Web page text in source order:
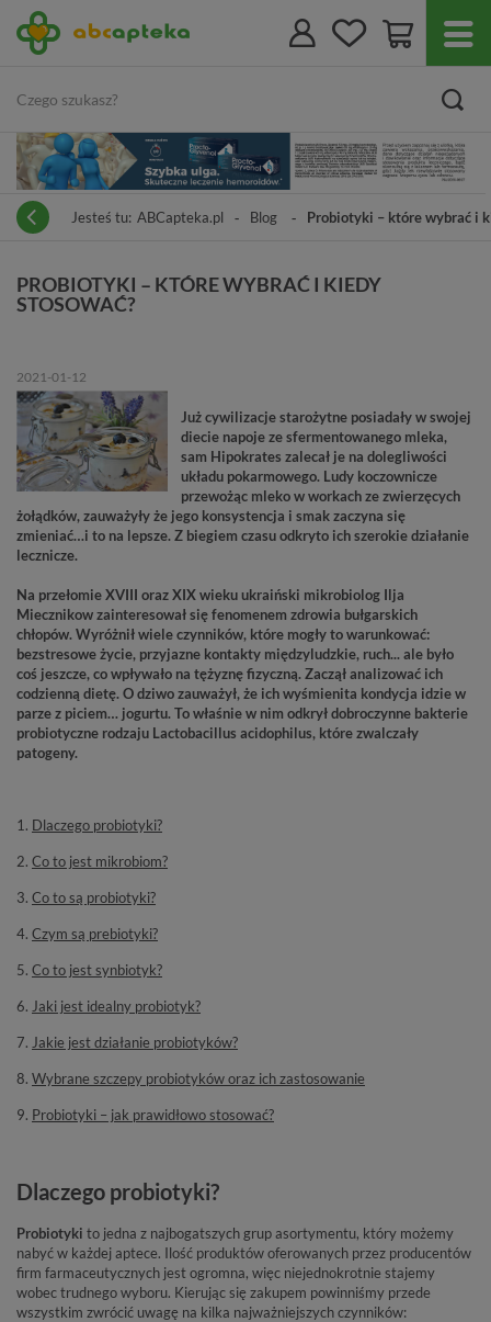
Jesteś tu: ABCapteka.pl Blog Probiotyki – które wybrać i
PROBIOTYKI – KTÓRE WYBRAĆ I KIEDY
STOSOWAĆ?
2021-01-12
Już cywilizacje starożytne posiadały w swojej
diecie napoje ze sfermentowanego mleka,
sam Hipokrates zalecał je na dolegliwości
układu pokarmowego. Ludy koczownicze
przewożąc mleko w workach ze zwierzęcych
żołądków, zauważyły że jego konsystencja i smak zaczyna się
zmieniać…i to na lepsze. Z biegiem czasu odkryto ich szerokie działanie
lecznicze.
Na przełomie XVIII oraz XIX wieku ukraiński mikrobiolog Ilja
Miecznikow zainteresował się fenomenem zdrowia bułgarskich
chłopów. Wyróżnił wiele czynników, które mogły to warunkować:
bezstresowe życie, przyjazne kontakty międzyludzkie, ruch... ale było
coś jeszcze, co wpływało na tężyznę fizyczną. Zaczął analizować ich
codzienną dietę. O dziwo zauważył, że ich wyśmienita kondycja idzie w
parze z piciem… jogurtu. To właśnie w nim odkrył dobroczynne bakterie
probiotyczne rodzaju Lactobacillus acidophilus, które zwalczały
patogeny.
1. Dlaczego probiotyki?
2. Co to jest mikrobiom?
3. Co to są probiotyki?
4. Czym są prebiotyki?
5. Co to jest synbiotyk?
6. Jaki jest idealny probiotyk?
7. Jakie jest działanie probiotyków?
8. Wybrane szczepy probiotyków oraz ich zastosowanie
9. Probiotyki – jak prawidłowo stosować?
Dlaczego probiotyki?
Probiotyki to jedna z najbogatszych grup asortymentu, który możemy
nabyć w każdej aptece. Ilość produktów oferowanych przez producentów
firm farmaceutycznych jest ogromna, więc niejednokrotnie stajemy
wobec trudnego wyboru. Kierując się zakupem powinniśmy przede
wszystkim zwrócić uwagę na kilka najważniejszych czynników: